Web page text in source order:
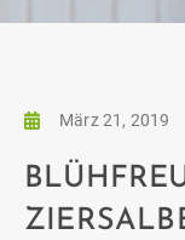
März 21, 2019